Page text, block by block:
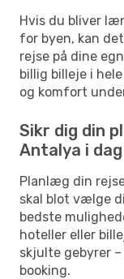
Hvis du bliver
for byen, kan
rejse på dine
billig billeje i
og komfort
Sikr dig din
Antalya i dag
Planlæg din
skal blot vælge
bedste
hoteller eller
skjulte gebyrer
booking.